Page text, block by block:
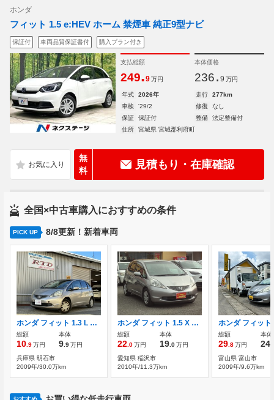
ホンダ
フィット 1.5 e:HEV ホーム 禁煙車 純正9型ナビ
保証付 車両品質保証書付 購入プラン付き
支払総額
249.9 万円
本体価格
236. 9 万円
年式 2026年 走行
277km
車検
'29/2 修復
なし
保証
保証付 整備
法定整備付
住所
宮城県 宮城郡利府町
無
料
見積もり・在庫確認
全国×中古車購入におすすめの条件
PICK UP 8/8更新！新着車両
ホンダ フィット 1.3 L スマートスタイルエディション ナビ
総額
10 .9万円
本体
9 .9万円
兵庫県 明石市
2009年/30.0万km
ホンダ フィット 1.5 X 検9年5月28日 ナビ DTV Bカメラ ETC
総額
22 .0万円
本体
19 .0万円
愛知県 稲沢市
2010年/11.3万km
総額
29 .8万円
本体
24
富山県 富山市
2009年/9.6万km